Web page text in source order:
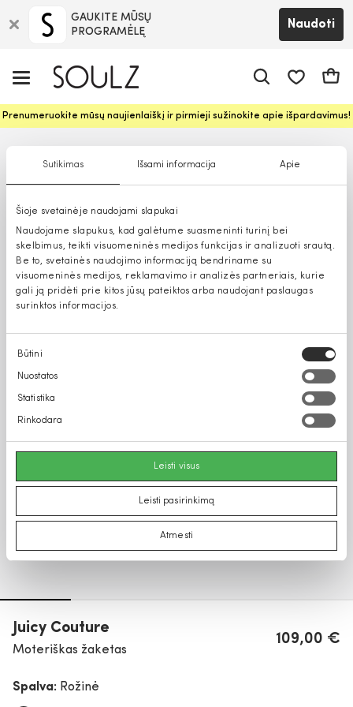
Sutikimas Išsami informacija Apie
Šioje svetainėje naudojami slapukai
Naudojame slapukus, kad galėtume suasmeninti turinį bei
skelbimus, teikti visuomeninės medijos funkcijas ir analizuoti srautą.
Be to, svetainės naudojimo informaciją bendriname su
visuomeninės medijos, reklamavimo ir analizės partneriais, kurie
gali ją pridėti prie kitos jūsų pateiktos arba naudojant paslaugas
surinktos informacijos.
Sutikimo
pasirinkimas
Būtini
Nuostatos
Statistika
Rinkodara
Leisti visus
Leisti pasirinkimą
Atmesti
GAUKITE MŪSŲ
PROGRAMĖLĘ
Naudoti
Prenumeruokite mūsų naujienlaiškį ir pirmieji sužinokite apie išpardavimus!
Juicy Couture
Moteriškas žaketas
109,00 €
Spalva: Rožinė